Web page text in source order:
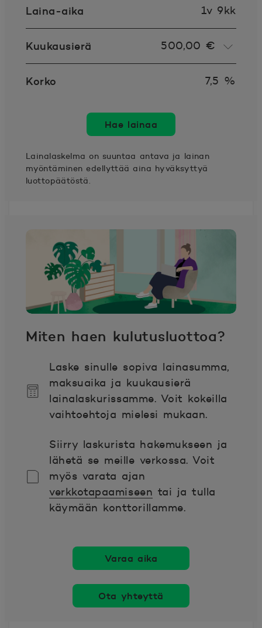
Laina-aika 1v 9kk
Kuukausierä 500,00 €
Korko 7,5 %
Hae lainaa
Lainalaskelma on suuntaa antava ja lainan
myöntäminen edellyttää aina hyväksyttyä
luottopäätöstä.
Miten haen kulutusluottoa?
Laske sinulle sopiva lainasumma,
maksuaika ja kuukausierä
lainalaskurissamme. Voit kokeilla
vaihtoehtoja mielesi mukaan.
Siirry laskurista hakemukseen ja
lähetä se meille verkossa. Voit
myös varata ajan
verkkotapaamiseen tai ja tulla
käymään konttorillamme.
Varaa aika
Ota yhteyttä